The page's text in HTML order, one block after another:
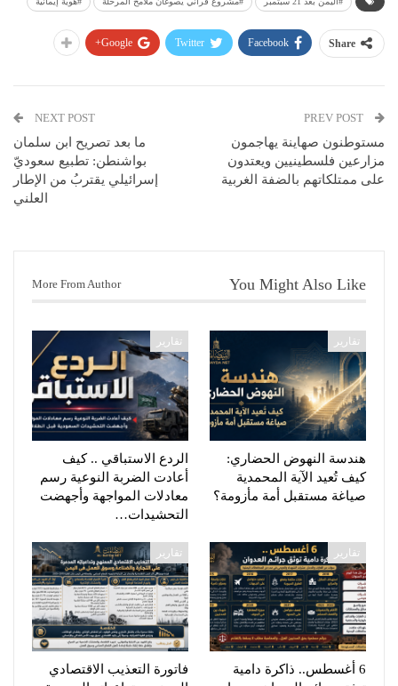
Share
Facebook
Twitter
Google+
مستوطنون صهاينة يهاجمون
مزارعين فلسطينيين ويعتدون
على ممتلكاتهم بالضفة الغربية
NEXT POST
ما بعد تصريح ابن سلمان
بواشنطن: تطبيع سعوديّ
إسرائيلي يقتربُ من الإطار
العلني
You Might Also Like
More From Author
تقارير
هندسة النهوض الحضاري:
كيف تُعيد الآية المحمدية
صياغة مستقبل أمة مأزومة؟
تقارير
الردع الاستباقي .. كيف
أعادت الضربة النوعية رسم
معادلات المواجهة وأجهضت
التحشيدات…
تقارير
6 أغسطس.. ذاكرة دامية
تقارير
فاتورة التعذيب الاقتصادي